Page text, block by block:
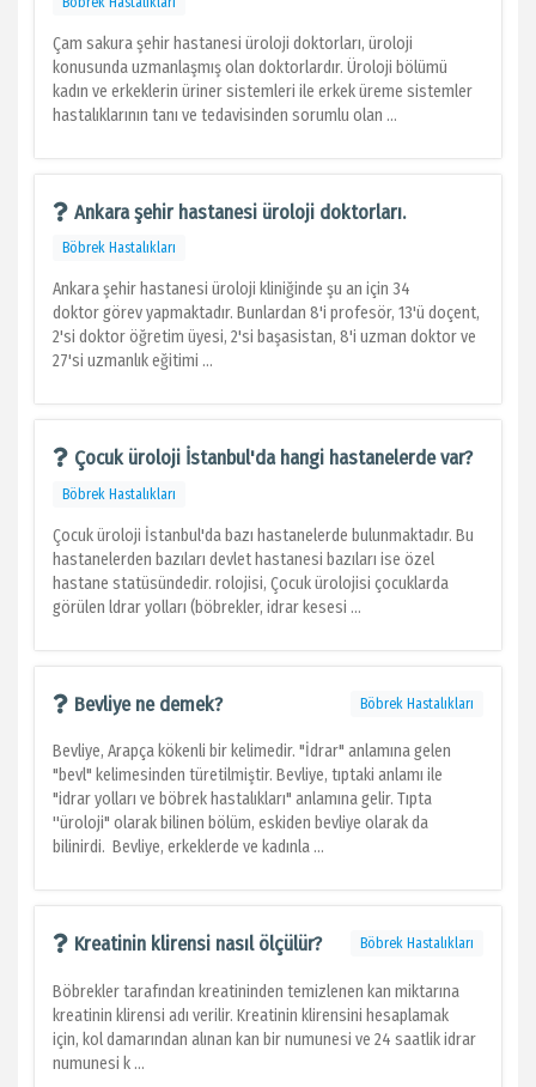
Çam sakura şehir hastanesi üroloji doktorları, üroloji
konusunda uzmanlaşmış olan doktorlardır. Üroloji bölümü
kadın ve erkeklerin üriner sistemleri ile erkek üreme sistemler
hastalıklarının tanı ve tedavisinden sorumlu olan ...
Ankara şehir hastanesi üroloji doktorları.
Böbrek Hastalıkları
Ankara şehir hastanesi üroloji kliniğinde şu an için 34
doktor görev yapmaktadır. Bunlardan 8'i profesör, 13'ü doçent,
2'si doktor öğretim üyesi, 2'si başasistan, 8'i uzman doktor ve
27'si uzmanlık eğitimi ...
Çocuk üroloji İstanbul'da hangi hastanelerde var?
Böbrek Hastalıkları
Çocuk üroloji İstanbul'da bazı hastanelerde bulunmaktadır. Bu
hastanelerden bazıları devlet hastanesi bazıları ise özel
hastane statüsündedir. rolojisi, Çocuk ürolojisi çocuklarda
görülen ldrar yolları (böbrekler, idrar kesesi ...
Bevliye ne demek? Böbrek Hastalıkları
Bevliye, Arapça kökenli bir kelimedir. "İdrar" anlamına gelen
"bevl" kelimesinden türetilmiştir. Bevliye, tıptaki anlamı ile
"idrar yolları ve böbrek hastalıkları" anlamına gelir. Tıpta
''üroloji" olarak bilinen bölüm, eskiden bevliye olarak da
bilinirdi. Bevliye, erkeklerde ve kadınla ...
Kreatinin klirensi nasıl ölçülür? Böbrek Hastalıkları
Böbrekler tarafından kreatininden temizlenen kan miktarına
kreatinin klirensi adı verilir. Kreatinin klirensini hesaplamak
için, kol damarından alınan kan bir numunesi ve 24 saatlik idrar
numunesi k ...